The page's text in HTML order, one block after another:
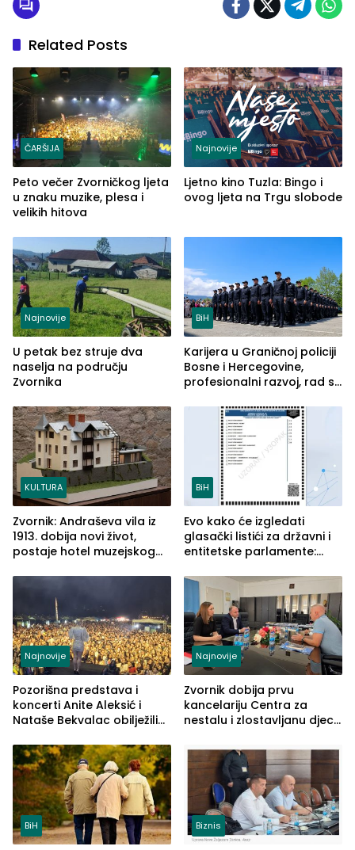
Related Posts
ČARŠIJA
Peto večer Zvorničkog ljeta
u znaku muzike, plesa i
velikih hitova
Najnovije
Ljetno kino Tuzla: Bingo i
ovog ljeta na Trgu slobode
Najnovije
U petak bez struje dva
naselja na području
Zvornika
BiH
Karijera u Graničnoj policiji
Bosne i Hercegovine,
profesionalni razvoj, rad sa
služba građanima
KULTURA
Zvornik: Andraševa vila iz
1913. dobija novi život,
postaje hotel muzejskog
BiH
Evo kako će izgledati
glasački listići za državni i
entitetske parlamente:
vidljive na njima
Najnovije
Pozorišna predstava i
koncerti Anite Aleksić i
Nataše Bekvalac obilježili
ljeta (FOTO)
Najnovije
Zvornik dobija prvu
kancelariju Centra za
nestalu i zlostavljanu djecu
BiH Biznis